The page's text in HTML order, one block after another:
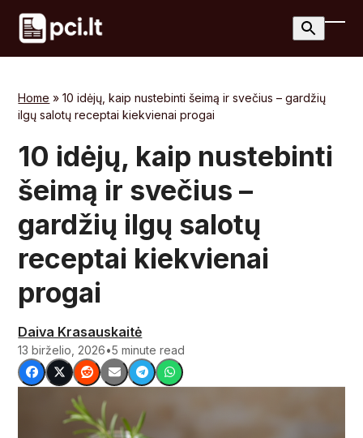
Skip
content
Home »10 idėjų, kaip nustebinti šeimą ir svečius – gardžių
ilgų salotų receptai kiekvienai progai
10 idėjų, kaip nustebinti
šeimą ir svečius –
gardžių ilgų salotų
receptai kiekvienai
progai
Daiva Krasauskaitė
13 birželio, 2026•5 minute read